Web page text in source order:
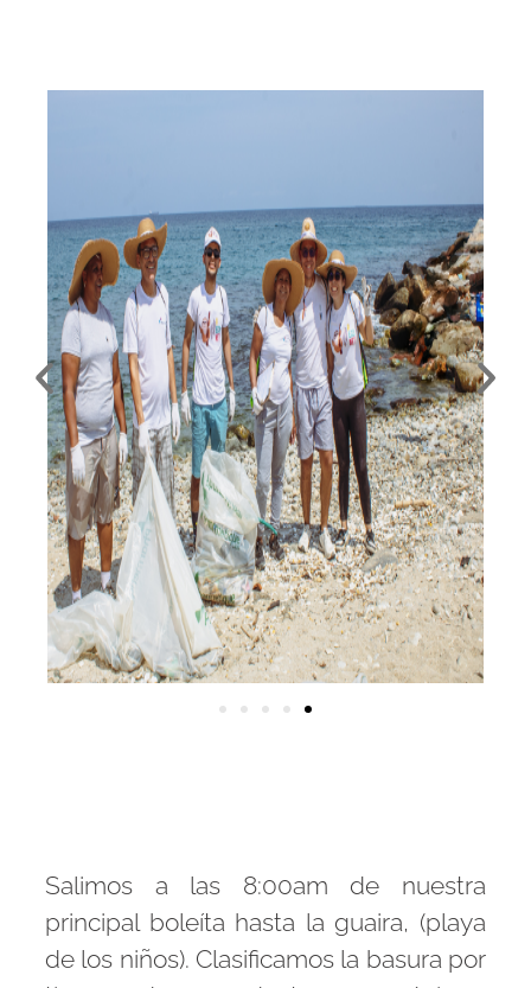
Salimos a las 8:00am de nuestra
principal boleíta hasta la guaira, (playa
de los niños). Clasificamos la basura por